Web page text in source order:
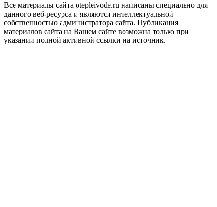
Все материалы сайта otepleivode.ru написаны специально для
данного веб-ресурса и являются интеллектуальной
собственностью администратора сайта. Публикация
материалов сайта на Вашем сайте возможна только при
указании полной активной ссылки на источник.